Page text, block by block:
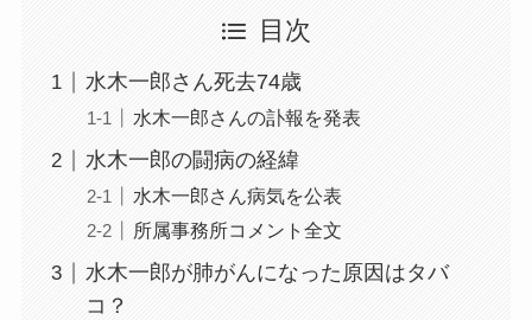
目次
水木一郎さん死去74歳
水木一郎さんの訃報を発表
水木一郎の闘病の経緯
水木一郎さん病気を公表
所属事務所コメント全文
水木一郎が肺がんになった原因はタバ
コ？